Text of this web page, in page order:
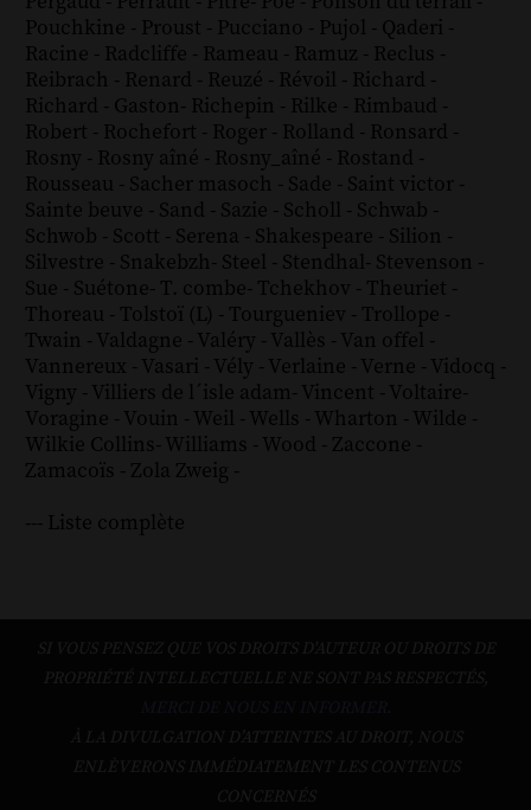
Pouchkine - Proust - Pucciano - Pujol - Qaderi -
Racine - Radcliffe - Rameau - Ramuz - Reclus -
Reibrach - Renard - Reuzé - Révoil - Richard -
Richard - Gaston- Richepin - Rilke - Rimbaud -
Robert - Rochefort - Roger - Rolland - Ronsard -
Rosny - Rosny aîné - Rosny_aîné - Rostand -
Rousseau - Sacher masoch - Sade - Saint victor -
Sainte beuve - Sand - Sazie - Scholl - Schwab -
Schwob - Scott - Serena - Shakespeare - Silion -
Silvestre - Snakebzh- Steel - Stendhal- Stevenson -
Sue - Suétone- T. combe- Tchekhov - Theuriet -
Thoreau - Tolstoï (L) - Tourgueniev - Trollope -
Twain - Valdagne - Valéry - Vallès - Van offel -
Vannereux - Vasari - Vély - Verlaine - Verne - Vidocq -
Vigny - Villiers de l´isle adam- Vincent - Voltaire-
Voragine - Vouin - Weil - Wells - Wharton - Wilde -
Wilkie Collins- Williams - Wood - Zaccone -
Zamacoïs - Zola Zweig -
--- Liste complète